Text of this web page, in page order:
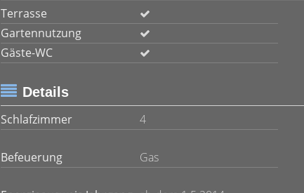
Terrasse
Gartennutzung
Gäste-WC
Details
Schlafzimmer
4
Befeuerung Gas